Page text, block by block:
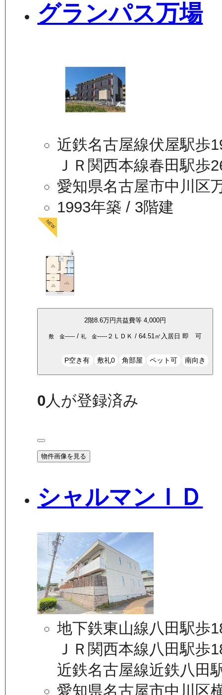
グランパス万場
近鉄名古屋線伏屋駅歩
ＪＲ関西本線春田駅歩
愛知県名古屋市中川区
1993年築 / 3階建
2階8.6万円共益費等4,000円
敷 金----- /礼 金----- ２ＬＤＫ /64.51 ㎡ 入居日即 可
P空き有 敷礼0 角部屋 ペット可 南向き
0人が登録済み
物件画像を見る
シャルマンＩＤ
地下鉄東山線八田駅歩
ＪＲ関西本線八田駅歩
近鉄名古屋線近鉄八田
愛知県名古屋市中川区